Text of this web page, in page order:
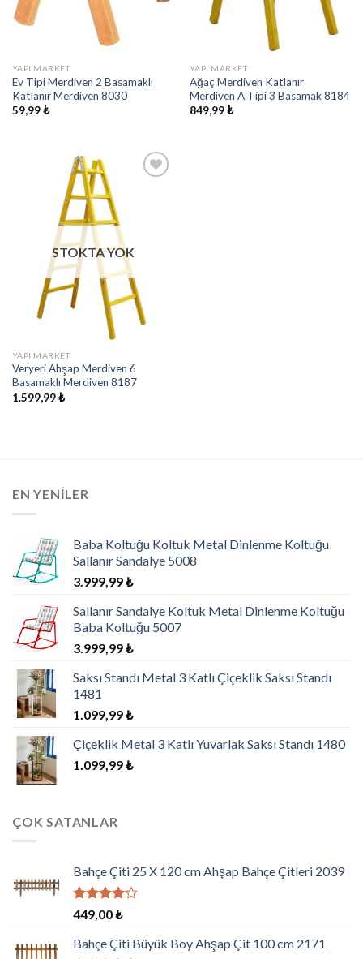
YAPI MARKET
Ev Tipi Merdiven 2 Basamaklı
Katlanır Merdiven 8030
59,99₺
YAPI MARKET
Ağaç Merdiven Katlanır
Merdiven A Tipi 3 Basamak 8184
849,99₺
STOKTA YOK
YAPI MARKET
Veryeri Ahşap Merdiven 6
Basamaklı Merdiven 8187
1.599,99₺
EN YENILER
Baba Koltuğu Koltuk Metal Dinlenme Koltuğu
Sallanır Sandalye 5008
3.999,99₺
Sallanır Sandalye Koltuk Metal Dinlenme Koltuğu
Baba Koltuğu 5007
3.999,99₺
Saksı Standı Metal 3 Katlı Çiçeklik Saksı Standı
1481
1.099,99₺
Çiçeklik Metal 3 Katlı Yuvarlak Saksı Standı 1480
1.099,99₺
ÇOK SATANLAR
Bahçe Çiti 25 X 120 cm Ahşap Bahçe Çitleri 2039
5
üzerinden
4.00
oy
aldı
449,00₺
Bahçe Çiti Büyük Boy Ahşap Çit 100 cm 2171